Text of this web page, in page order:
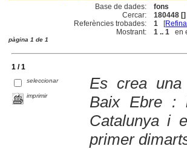
Base de dades:
fons
Cercar:
180448 []
Referències trobades:
1 [
Mostrant:
1 .. 1 en
pàgina 1 de 1
1 / 1
seleccionar
imprimir
Es crea una
Baix Ebre :
Catalunya i
primer